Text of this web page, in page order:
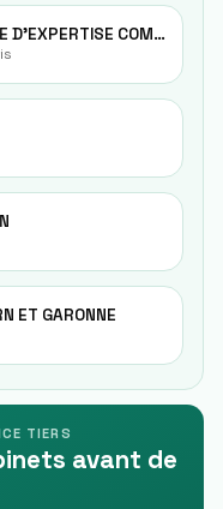
DELT@ EXPERTISE SOCIETE D'EXPERTISE COMPTABLE
ET GARONNE
TIERS
avant de